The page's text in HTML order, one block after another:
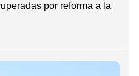
por reforma a la